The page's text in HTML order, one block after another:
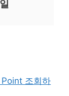
조회하